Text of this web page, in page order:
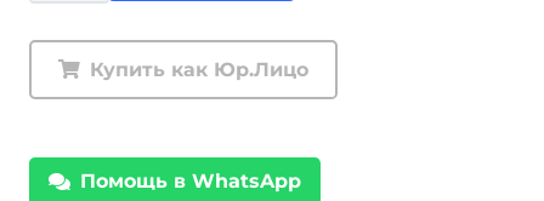
заднего
бампера
одинарная
Купить как Юр.Лицо
Помощь в WhatsApp